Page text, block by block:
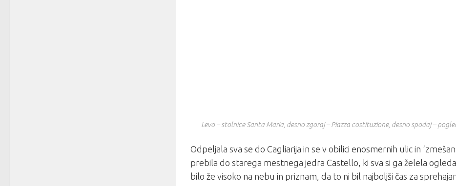
Levo – stolnice Santa Maria, desno zgoraj – Piazza costituzione, desno spodaj –
Odpeljala sva se do Cagliarija in se v obilici enosmernih ulic in
prebila do starega mestnega jedra Castello, ki sva si ga želela
bilo že visoko na nebu in priznam, da to ni bil najboljši čas za